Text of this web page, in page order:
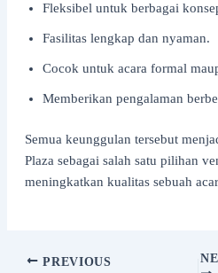
Fleksibel untuk berbagai
Fasilitas lengkap dan nyaman.
Cocok untuk acara formal
Memberikan pengalaman
Semua keunggulan tersebut
Plaza sebagai salah satu pilihan
meningkatkan kualitas sebuah
PREVIOUS